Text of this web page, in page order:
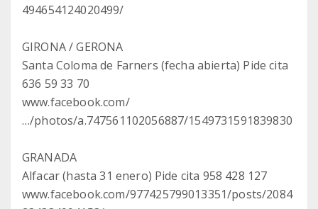
494654124020499/
GIRONA / GERONA
Santa Coloma de Farners (fecha abierta) Pide cita
636 59 33 70
www.facebook.com/
…/photos/a.747561102056887/1549731591839830
GRANADA
Alfacar (hasta 31 enero) Pide cita 958 428 127
www.facebook.com/977425799013351/posts/2084